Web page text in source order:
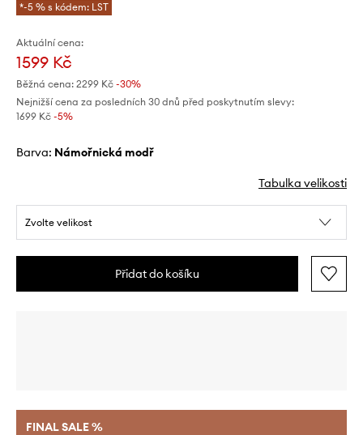
*-5 % s kódem: LST
Aktuální cena:
1599 Kč
Běžná cena: 2299 Kč -30%
Nejnižší cena za posledních 30 dnů před poskytnutím slevy:
1699 Kč -5%
Barva: námořnická modř
Tabulka velikosti
Zvolte velikost
Přidat do košíku
FINAL SALE %